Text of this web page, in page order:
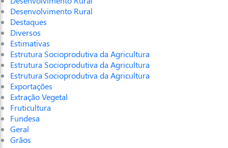
Desenvolvimento Rural
Destaques
Diversos
Estimativas
Estrutura Socioprodutiva da Agricultura
Estrutura Socioprodutiva da Agricultura
Estrutura Socioprodutiva da Agricultura
Exportações
Extração Vegetal
Fruticultura
Fundesa
Geral
Grãos